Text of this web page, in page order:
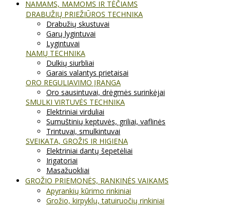
NAMAMS, MAMOMS IR TĖČIAMS
DRABUŽIŲ PRIEŽIŪROS TECHNIKA
Drabužių skustuvai
Garų lygintuvai
Lygintuvai
NAMŲ TECHNIKA
Dulkių siurbliai
Garais valantys prietaisai
ORO REGULIAVIMO ĮRANGA
Oro sausintuvai, drėgmės surinkėjai
SMULKI VIRTUVĖS TECHNIKA
Elektriniai virduliai
Sumuštinių keptuvės, griliai, vaflinės
Trintuvai, smulkintuvai
SVEIKATA, GROŽIS IR HIGIENA
Elektriniai dantų šepetėliai
Irigatoriai
Masažuokliai
GROŽIO PRIEMONĖS, RANKINĖS VAIKAMS
Apyrankių kūrimo rinkiniai
Grožio, kirpyklų, tatuiruočių rinkiniai